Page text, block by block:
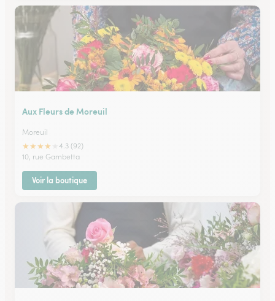
Aux Fleurs de Moreuil
Moreuil
★★★★
4.3 (92)
10, rue Gambetta
Voir la boutique